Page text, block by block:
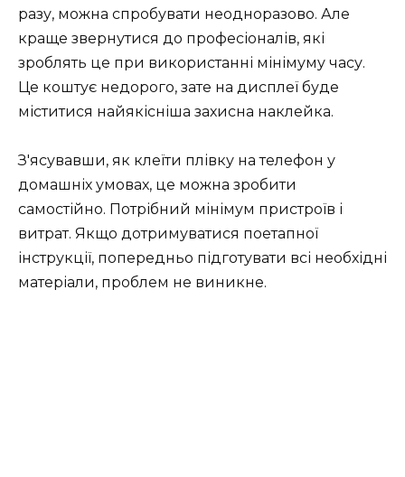
разу, можна спробувати неодноразово. Але
краще звернутися до професіоналів, які
зроблять це при використанні мінімуму часу.
Це коштує недорого, зате на дисплеї буде
міститися найякісніша захисна наклейка.
З'ясувавши, як клеїти плівку на телефон у
домашніх умовах, це можна зробити
самостійно. Потрібний мінімум пристроїв і
витрат. Якщо дотримуватися поетапної
інструкції, попередньо підготувати всі необхідні
матеріали, проблем не виникне.